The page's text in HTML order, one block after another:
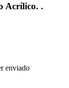
Acrílico. .
enviado